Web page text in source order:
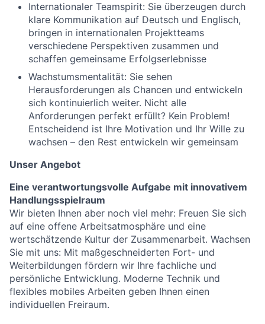
Internationaler Teamspirit: Sie überzeugen durch
klare Kommunikation auf Deutsch und Englisch,
bringen in internationalen Projektteams
verschiedene Perspektiven zusammen und
schaffen gemeinsame Erfolgserlebnisse
Wachstumsmentalität: Sie sehen
Herausforderungen als Chancen und entwickeln
sich kontinuierlich weiter. Nicht alle
Anforderungen perfekt erfüllt? Kein Problem!
Entscheidend ist Ihre Motivation und Ihr Wille zu
wachsen – den Rest entwickeln wir gemeinsam
Unser Angebot
Eine verantwortungsvolle Aufgabe mit innovativem
Handlungsspielraum
Wir bieten Ihnen aber noch viel mehr: Freuen Sie sich
auf eine offene Arbeitsatmosphäre und eine
wertschätzende Kultur der Zusammenarbeit. Wachsen
Sie mit uns: Mit maßgeschneiderten Fort- und
Weiterbildungen fördern wir Ihre fachliche und
persönliche Entwicklung. Moderne Technik und
flexibles mobiles Arbeiten geben Ihnen einen
individuellen Freiraum.